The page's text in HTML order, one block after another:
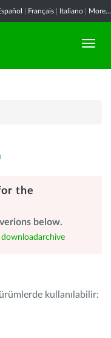
Français Italiano More...
the
below.
downloadarchive
kullanılabilir: